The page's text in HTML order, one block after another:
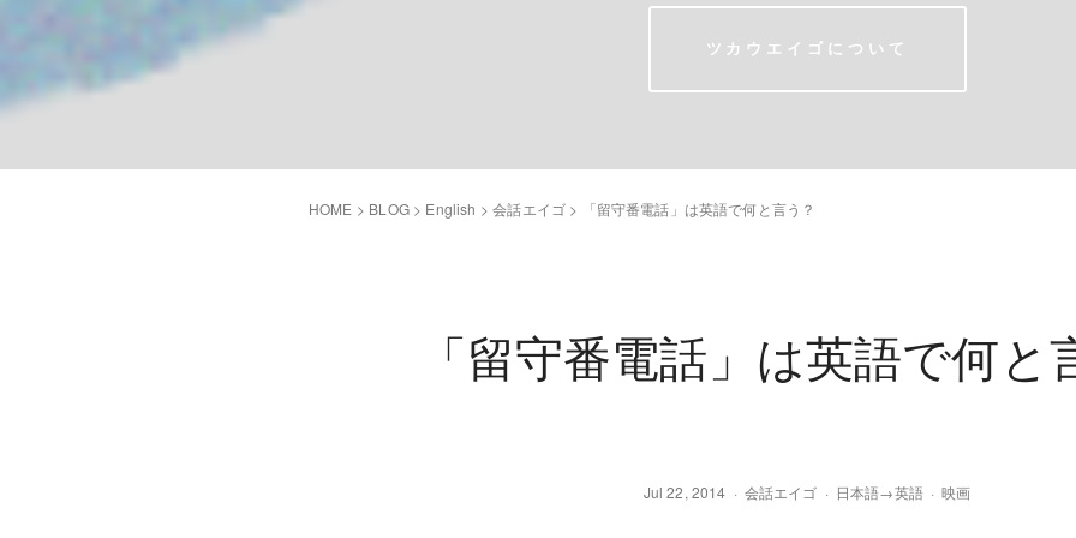
ツカウエイゴについて
HOME > BLOG> English >会話エイゴ > 「留守番電話」は英語で何と言う？
「留守番電話」は英語で何と
Jul 22, 2014 会話エイゴ 日本語→英語 映画